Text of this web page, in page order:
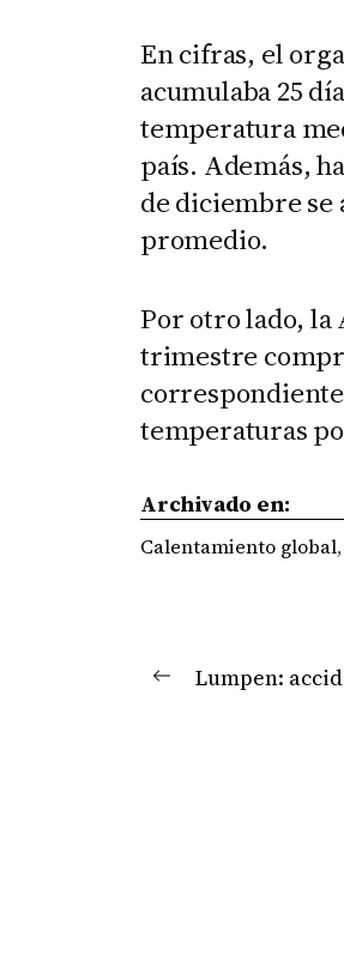
En cifras, el
acumulaba 25
temperatura
país. Además,
de diciembre se
promedio.
Por otro lado, la
trimestre
temperaturas
Archivado en:
Calentamiento global,
Navegación
Previous
Lumpen: